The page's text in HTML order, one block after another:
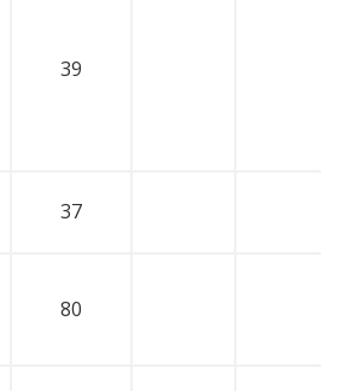
39
37
80